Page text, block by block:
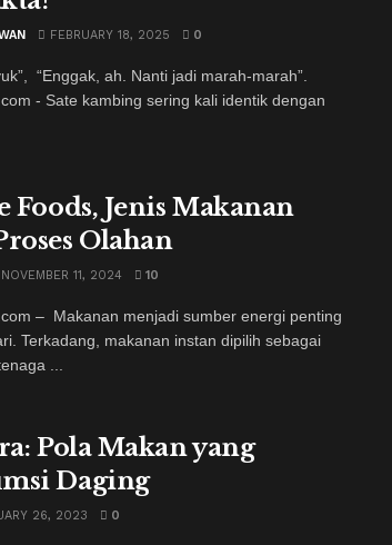
FEBRUARY 18, 2025 0
“Enggak, ah. Nanti jadi marah-marah”.
- Sate kambing sering kali identik dengan
Jenis Makanan
Olahan
NOVEMBER 11, 2024 10
– Makanan menjadi sumber energi penting
Terkadang, makanan instan dipilih sebagai
...
Pola Makan yang
Daging
26, 2023 0